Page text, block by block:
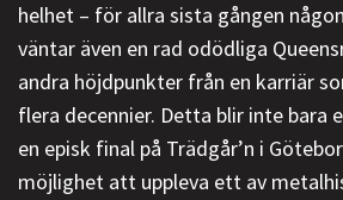
helhet – för allra sista gången
väntar även en rad odödliga
andra höjdpunkter från en karriär
flera decennier. Detta blir inte bara
en episk final på Trädgår’n i
möjlighet att uppleva ett av